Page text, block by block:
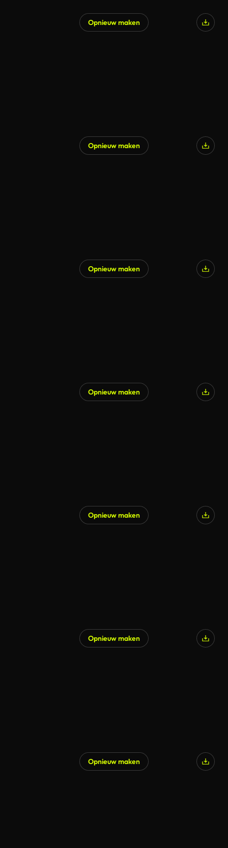
Opnieuw maken
Opnieuw maken
Opnieuw maken
Opnieuw maken
Opnieuw maken
Opnieuw maken
Opnieuw maken